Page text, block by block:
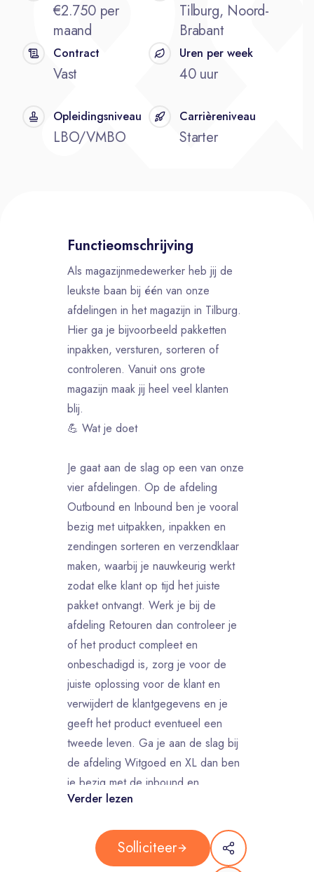
€2.750 per
maand
Tilburg, Noord-
Brabant
Contract
Vast
Uren per week
40 uur
Opleidingsniveau
LBO/VMBO
Carrièreniveau
Starter
Functieomschrijving
Als magazijnmedewerker heb jij de
leukste baan bij één van onze
afdelingen in het magazijn in Tilburg.
Hier ga je bijvoorbeeld pakketten
inpakken, versturen, sorteren of
controleren. Vanuit ons grote
magazijn maak jij heel veel klanten
blij.
💪 Wat je doet
Je gaat aan de slag op een van onze
vier afdelingen. Op de afdeling
Outbound en Inbound ben je vooral
bezig met uitpakken, inpakken en
zendingen sorteren en verzendklaar
maken, waarbij je nauwkeurig werkt
zodat elke klant op tijd het juiste
pakket ontvangt. Werk je bij de
afdeling Retouren dan controleer je
of het product compleet en
onbeschadigd is, zorg je voor de
juiste oplossing voor de klant en
verwijdert de klantgegevens en je
geeft het product eventueel een
tweede leven. Ga je aan de slag bij
de afdeling Witgoed en XL dan ben
je bezig met de inbound en
outbound van grote en zware
een elektrische pallettruck en
klemtruck. Veilig werken is hierbij erg
Verder lezen
Solliciteer